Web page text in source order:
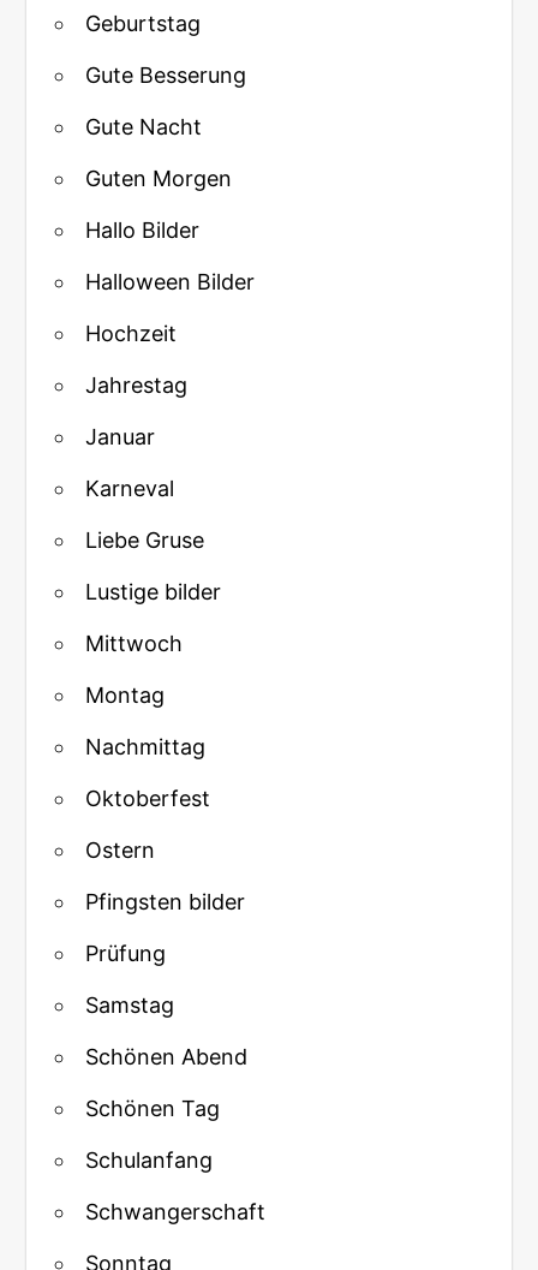
Geburtstag
Gute Besserung
Gute Nacht
Guten Morgen
Hallo Bilder
Halloween Bilder
Hochzeit
Jahrestag
Januar
Karneval
Liebe Gruse
Lustige bilder
Mittwoch
Montag
Nachmittag
Oktoberfest
Ostern
Pfingsten bilder
Prüfung
Samstag
Schönen Abend
Schönen Tag
Schulanfang
Schwangerschaft
Sonntag